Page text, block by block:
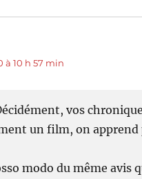
à 10 h 57 min
vos
un film, on apprend
modo du même avis